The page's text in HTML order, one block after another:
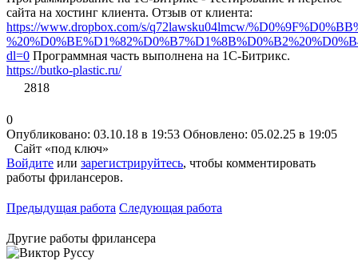
сайта на хостинг клиента. Отзыв от клиента:
https://www.dropbox.com/s/q72lawsku04lmcw/
dl=0 Программная часть выполнена на 1С-Битрикс.
https://butko-plastic.ru/
2818
0
Опубликовано: 03.10.18 в 19:53 Обновлено: 05.02.25 в 19:05
Сайт «под ключ»
Войдите или зарегистрируйтесь, чтобы комментировать
работы фрилансеров.
Предыдущая работа Следующая работа
Другие работы фрилансера